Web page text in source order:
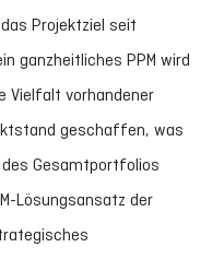
Projektziel seit
ganzheitliches PPM wird
Vielfalt vorhandener
geschaffen, was
Gesamtportfolios
Lösungsansatz der